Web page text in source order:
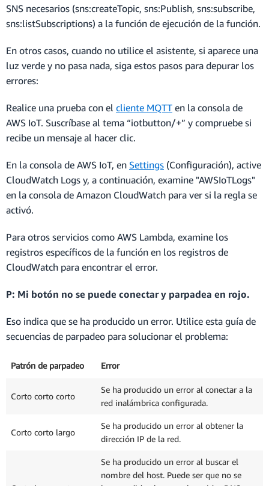
SNS necesarios (sns:createTopic, sns:Publish, sns:subscribe,
sns:listSubscriptions) a la función de ejecución de la función.
En otros casos, cuando no utilice el asistente, si aparece una
luz verde y no pasa nada, siga estos pasos para depurar los
errores:
Realice una prueba con el cliente MQTT en la consola de
AWS IoT. Suscríbase al tema “iotbutton/+” y compruebe si
recibe un mensaje al hacer clic.
En la consola de AWS IoT, en Settings (Configuración), active
CloudWatch Logs y, a continuación, examine "AWSIoTLogs"
en la consola de Amazon CloudWatch para ver si la regla se
activó.
Para otros servicios como AWS Lambda, examine los
registros específicos de la función en los registros de
CloudWatch para encontrar el error.
P: Mi botón no se puede conectar y parpadea en rojo.
Eso indica que se ha producido un error. Utilice esta guía de
secuencias de parpadeo para solucionar el problema:
Patrón de parpadeo Error
Corto corto corto
Se ha producido un error al conectar a la
red inalámbrica configurada.
Corto corto largo
Se ha producido un error al obtener la
dirección IP de la red.
Se ha producido un error al buscar el
nombre del host. Puede ser que no se